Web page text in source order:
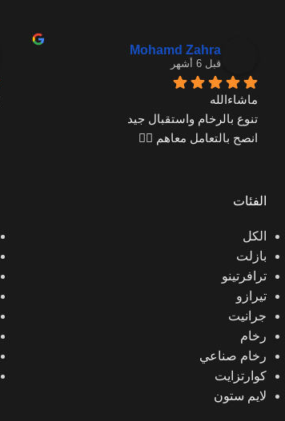
Mohamd Zahra
قبل 6 أشهر
ماشاءالله
تنوع بالرخام واستقبال جيد
انصح بالتعامل معاهم 👍🏼
الفئات
الكل
بازلت
ترافرتينو
تيرازو
جرانيت
رخام
رخام صناعي
كوارتزايت
لايم ستون